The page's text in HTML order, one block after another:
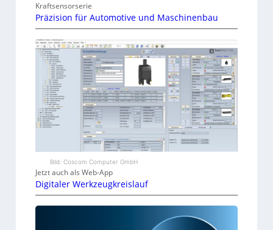
Kraftsensorserie
Präzision für Automotive und Maschinenbau
Bild: Coscom Computer GmbH
Jetzt auch als Web-App
Digitaler Werkzeugkreislauf